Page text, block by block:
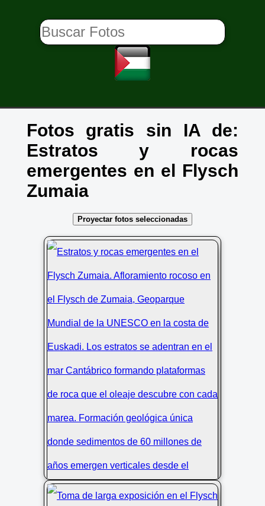
Fotos gratis sin IA de:
Estratos y rocas
emergentes en el Flysch
Zumaia
Proyectar fotos seleccionadas